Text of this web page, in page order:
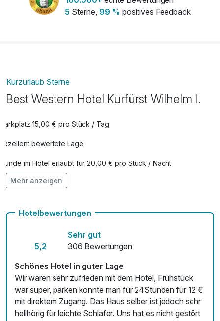
5 Sterne, 99 % positives Feedback
Kurzurlaub Sterne
Best Western Hotel Kurfürst Wilhelm I.
Parkplatz 15,00 € pro Stück / Tag
Exzellent bewertete Lage
Hunde im Hotel erlaubt für 20,00 € pro Stück / Nacht
Auch vegetarische Speisen
Mehr anzeigen
Hotelbewertungen
5,2
Sehr gut
306 Bewertungen
Schönes Hotel in guter Lage
Wir waren sehr zufrieden mit dem Hotel, Frühstück
war super, parken konnte man für 24Stunden für 12 €
mit direktem Zugang. Das Haus selber ist jedoch sehr
hellhörig für leichte Schläfer. Uns hat es nicht gestört